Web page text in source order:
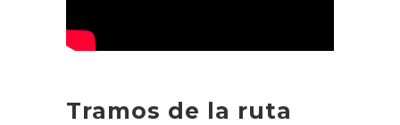
Tramos de la ruta